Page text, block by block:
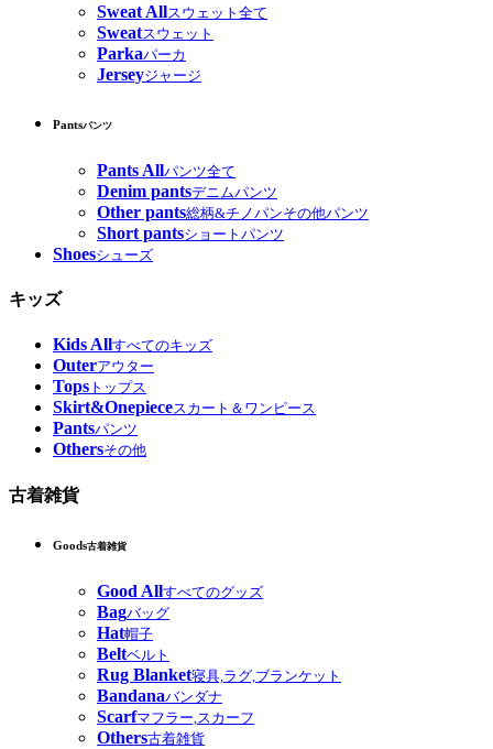
Sweat Allスウェット全て
Sweatスウェット
Parkaパーカ
Jerseyジャージ
Pantsパンツ
Pants Allパンツ全て
Denim pantsデニムパンツ
Other pants総柄&チノパンその他パンツ
Short pantsショートパンツ
Shoesシューズ
キッズ
Kids Allすべてのキッズ
Outerアウター
Tops トップス
Skirt&Onepieceスカート＆ワンピース
Pantsパンツ
Othersその他
古着雑貨
Goods古着雑貨
Good Allすべてのグッズ
Bagバッグ
Hat帽子
Beltベルト
Rug Blanket寝具,ラグ,ブランケット
Bandanaバンダナ
Scarfマフラー,スカーフ
Others古着雑貨